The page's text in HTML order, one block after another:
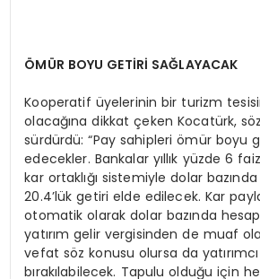
ÖMÜR BOYU GETİRİ SAĞLAYACAK
Kooperatif üyelerinin bir turizm
olacağına dikkat çeken Kocatürk,
sürdürdü: “Pay sahipleri ömür boyu
edecekler. Bankalar yıllık yüzde 6
kar ortaklığı sistemiyle dolar bazında
20.4’lük getiri elde edilecek. Kar
otomatik olarak dolar bazında
yatırım gelir vergisinden de muaf
vefat söz konusu olursa da
bırakılabilecek. Tapulu olduğu için